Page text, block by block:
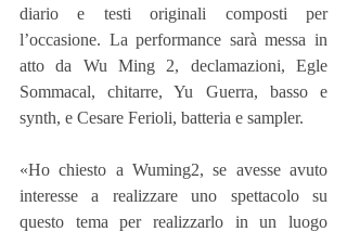
diario e testi originali composti per
l’occasione. La performance sarà messa in
atto da Wu Ming 2, declamazioni, Egle
Sommacal, chitarre, Yu Guerra, basso e
synth, e Cesare Ferioli, batteria e sampler.
«Ho chiesto a Wuming2, se avesse avuto
interesse a realizzare uno spettacolo su
questo tema per realizzarlo in un luogo